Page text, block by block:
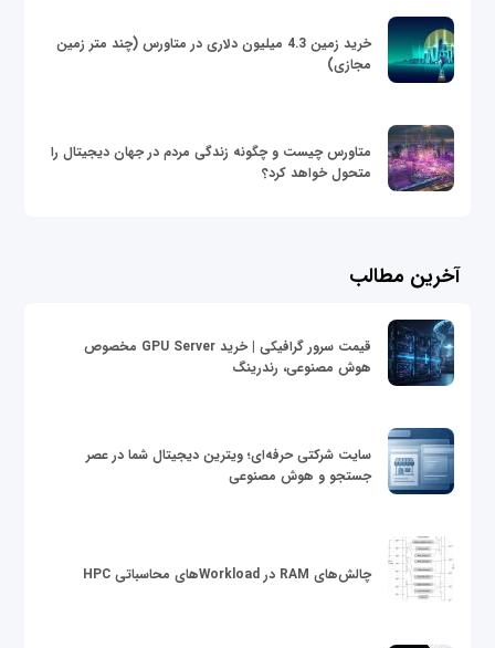
خرید زمین 4.3 میلیون دلاری در متاورس (چند متر زمین
مجازی)
متاورس چیست و چگونه زندگی مردم در جهان دیجیتال را
متحول خواهد کرد؟
آخرین مطالب
قیمت سرور گرافیکی | خرید GPU Server مخصوص
هوش مصنوعی، رندرینگ
سایت شرکتی حرفه‌ای؛ ویترین دیجیتال شما در عصر
جستجو و هوش مصنوعی
چالش‌های RAM در Workloadهای محاسباتی HPC